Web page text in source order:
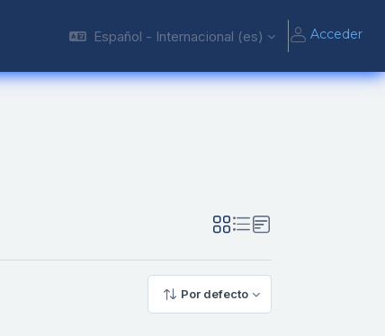
Español - Internacional ‎(es)‎ Acceder
Por defecto